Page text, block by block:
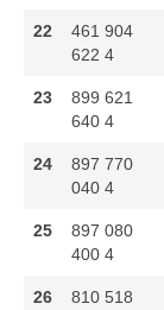
22
461 904
622 4
23
899 621
640 4
24
897 770
040 4
25
897 080
400 4
26
810 518